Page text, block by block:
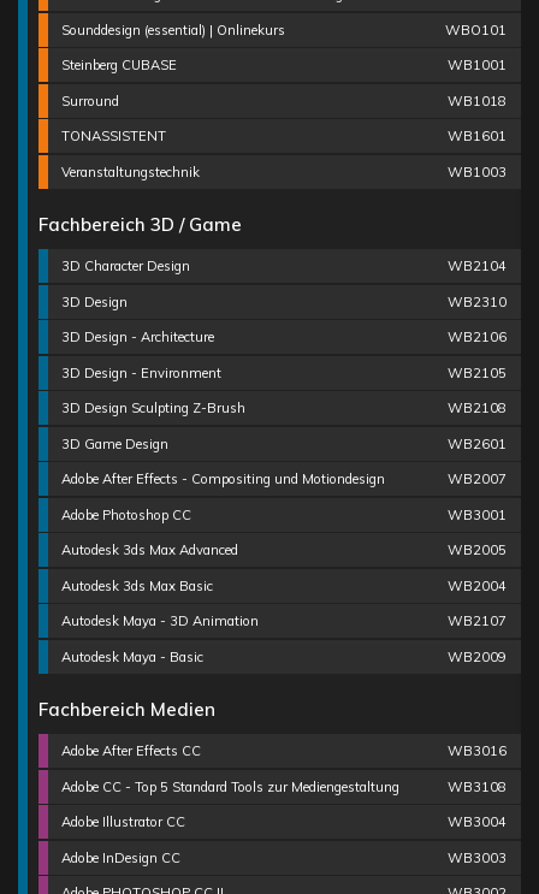
Sounddesign (essential) | Onlinekurs WBO101
Steinberg CUBASE WB1001
Surround WB1018
TONASSISTENT WB1601
Veranstaltungstechnik WB1003
Fachbereich 3D / Game
3D Character Design WB2104
3D Design WB2310
3D Design - Architecture WB2106
3D Design - Environment WB2105
3D Design Sculpting Z-Brush WB2108
3D Game Design WB2601
Adobe After Effects - Compositing und Motiondesign WB2007
Adobe Photoshop CC WB3001
Autodesk 3ds Max Advanced WB2005
Autodesk 3ds Max Basic WB2004
Autodesk Maya - 3D Animation WB2107
Autodesk Maya - Basic WB2009
Fachbereich Medien
Adobe After Effects CC WB3016
Adobe CC - Top 5 Standard Tools zur Mediengestaltung WB3108
Adobe Illustrator CC WB3004
Adobe InDesign CC WB3003